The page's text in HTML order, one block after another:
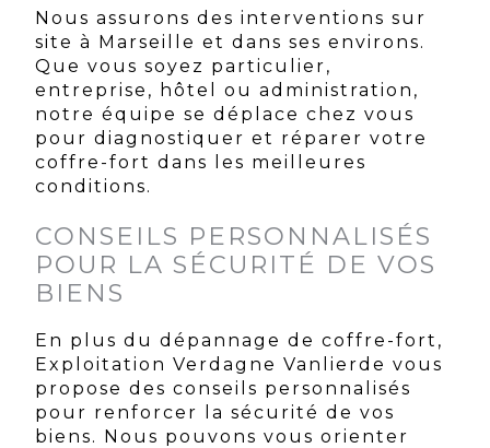
Nous assurons des interventions sur
site à Marseille et dans ses environs.
Que vous soyez particulier,
entreprise, hôtel ou administration,
notre équipe se déplace chez vous
pour diagnostiquer et réparer votre
coffre-fort dans les meilleures
conditions.
CONSEILS PERSONNALISÉS
POUR LA SÉCURITÉ DE VOS
BIENS
En plus du dépannage de coffre-fort,
Exploitation Verdagne Vanlierde vous
propose des conseils personnalisés
pour renforcer la sécurité de vos
biens. Nous pouvons vous orienter